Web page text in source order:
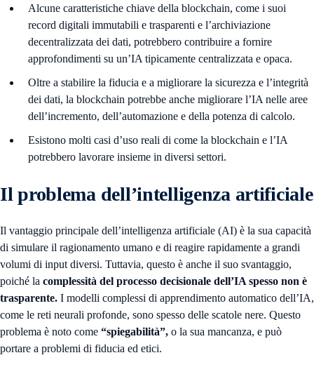
Alcune caratteristiche chiave della blockchain, come i suoi
record digitali immutabili e trasparenti e l’archiviazione
decentralizzata dei dati, potrebbero contribuire a fornire
approfondimenti su un’IA tipicamente centralizzata e opaca.
Oltre a stabilire la fiducia e a migliorare la sicurezza e l’integrità
dei dati, la blockchain potrebbe anche migliorare l’IA nelle aree
dell’incremento, dell’automazione e della potenza di calcolo.
Esistono molti casi d’uso reali di come la blockchain e l’IA
potrebbero lavorare insieme in diversi settori.
Il problema dell’intelligenza artificiale
Il vantaggio principale dell’intelligenza artificiale (AI) è la sua capacità
di simulare il ragionamento umano e di reagire rapidamente a grandi
volumi di input diversi. Tuttavia, questo è anche il suo svantaggio,
poiché la complessità del processo decisionale dell’IA spesso non è
trasparente. I modelli complessi di apprendimento automatico dell’IA,
come le reti neurali profonde, sono spesso delle scatole nere. Questo
problema è noto come “spiegabilità”, o la sua mancanza, e può
portare a problemi di fiducia ed etici.